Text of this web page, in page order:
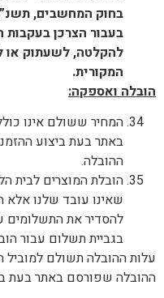
להקלטה, לשעתוק או
המקורית.
הובלה ואספקה:
המחיר ששולם אינו
באתר בעת ביצוע
ההובלה.
הובלת המוצרים לבית
שאינו עובד שלנו אלא
להסדיר את התשלומים
בגביית תשלום עבור
עלות ההובלה תשולם
ההובלה שפורסם באתר בעת